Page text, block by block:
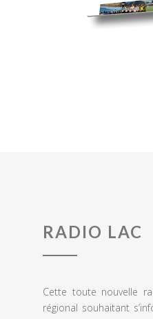
RADIO LAC
Cette toute nouvelle
régional souhaitant